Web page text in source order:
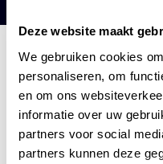
Deze website maakt
We gebruiken cookies
personaliseren, om
en om ons
informatie over uw
partners voor social
partners kunnen deze
Den
bestaat